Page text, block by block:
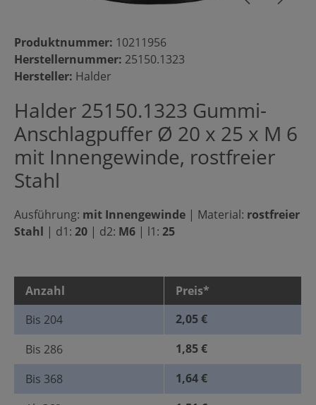
Produktnummer: 10211956
Herstellernummer: 25150.1323
Hersteller: Halder
Halder 25150.1323 Gummi-
Anschlagpuffer Ø 20 x 25 x M 6
mit Innengewinde, rostfreier
Stahl
Ausführung: mit Innengewinde | Material: rostfreier
Stahl | d1: 20 | d2: M6 | l1: 25
Anzahl
Preis*
Bis 204
2,05 €
Bis 286
1,85 €
Bis 368
1,64 €